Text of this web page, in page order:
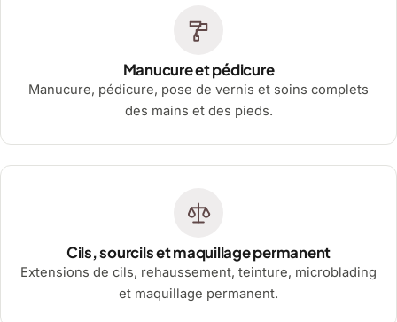
Manucure et pédicure
Manucure, pédicure, pose de vernis et soins complets
des mains et des pieds.
Cils, sourcils et maquillage permanent
Extensions de cils, rehaussement, teinture, microblading
et maquillage permanent.